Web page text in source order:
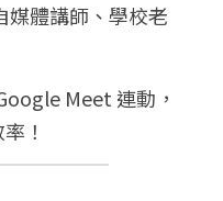
媒體講師、學校老
Meet 連動，
！